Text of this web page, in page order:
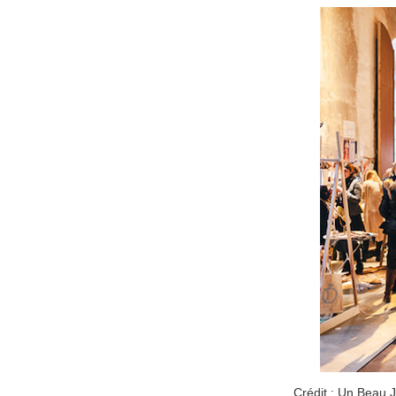
Crédit : Un Beau